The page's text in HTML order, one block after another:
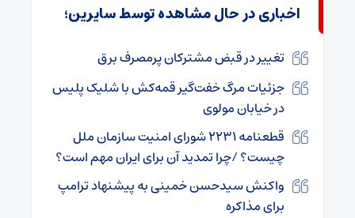
اخباری در حال مشاهده توسط سایرین؛
تغییر در قبض مشترکان پرمصرف برق
جزئیات مرگ خفت‌گیر قمه‌کش با شلیک پلیس
در خیابان مولوی
قطعنامه ۲۲۳۱ شورای امنیت سازمان ملل
چیست؟ /چرا تمدید آن برای ایران مهم است؟
واکنش سیدحسن خمینی به پیشنهاد ترامپ
برای مذاکره